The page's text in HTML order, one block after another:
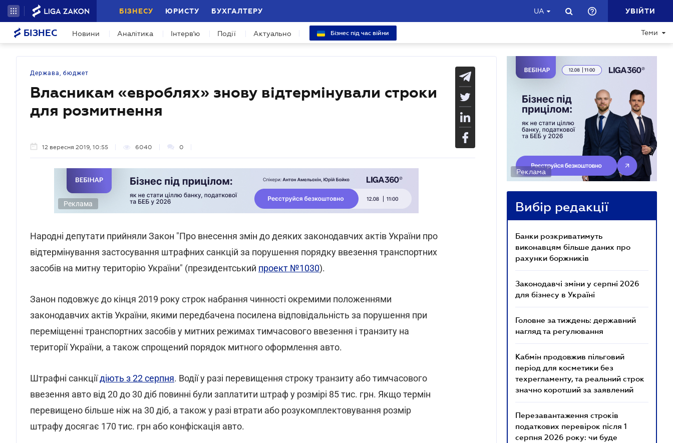
БІЗНЕСУ ЮРИСТУ БУХГАЛТЕРУ UA УВІЙТИ
БІЗНЕС Новини Аналітика Інтерв'ю Події Актуально Бізнес під час війни Теми
Держава, бюджет
Власникам «евроблях» знову відтермінували строки
для розмитнення
12 вересня 2019, 10:55 6040 0
Реклама
Народні депутати прийняли Закон "Про внесення змін до деяких законодавчих актів України про
відтермінування застосування штрафних санкцій за порушення порядку ввезення транспортних
засобів на митну територію України" (президентський проект №1030).
Занон подовжує до кінця 2019 року строк набрання чинності окремими положеннями
законодавчих актів України, якими передбачена посилена відповідальність за порушення при
переміщенні транспортних засобів у митних режимах тимчасового ввезення і транзиту на
території України, а також спрощений порядок митного оформлення авто.
Штрафні санкціїдіють з 22 серпня. Водіїу разі перевищення строку транзиту або тимчасового
ввезення авто від 20 до 30 діб повинні були заплатити штраф у розмірі 85 тис. грн. Якщо термін
перевищено більше ніж на 30 діб, а також у разі втрати або розукомплектовування розмір
штрафу досягає 170 тис. грн або конфіскація авто.
Реклама
Вибір редакції
Банки розкриватимуть
виконавцям більше даних про
рахунки боржників
Законодавчі зміни у серпні 2026
для бізнесу в Україні
Головне за тиждень: державний
нагляд та регулювання
Кабмін продовжив пільговий
період для косметики без
техрегламенту, та реальний строк
значно коротший за заявлений
Перезавантаження строків
податкових перевірок після 1
серпня 2026 року: чи буде